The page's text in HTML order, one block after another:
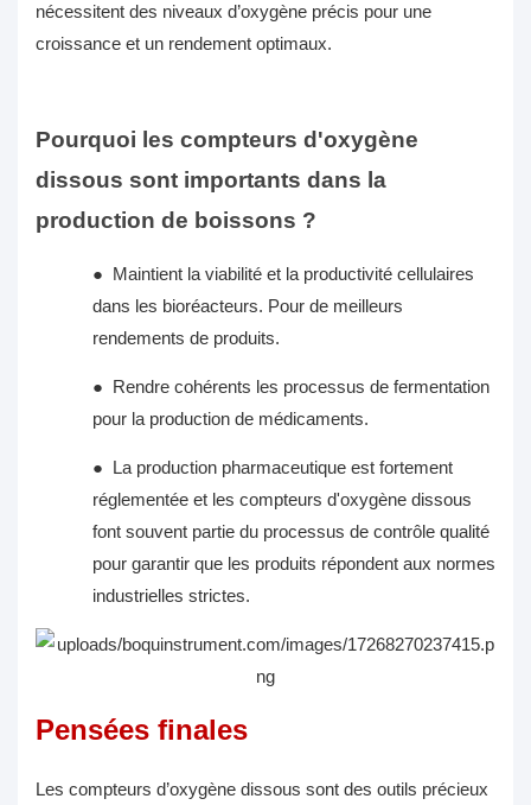
nécessitent des niveaux d’oxygène précis pour une
croissance et un rendement optimaux.
Pourquoi les compteurs d'oxygène
dissous sont importants dans la
production de boissons ?
● Maintient la viabilité et la productivité cellulaires
dans les bioréacteurs. Pour de meilleurs
rendements de produits.
● Rendre cohérents les processus de fermentation
pour la production de médicaments.
● La production pharmaceutique est fortement
réglementée et les compteurs d'oxygène dissous
font souvent partie du processus de contrôle qualité
pour garantir que les produits répondent aux normes
industrielles strictes.
Pensées finales
Les compteurs d’oxygène dissous sont des outils précieux